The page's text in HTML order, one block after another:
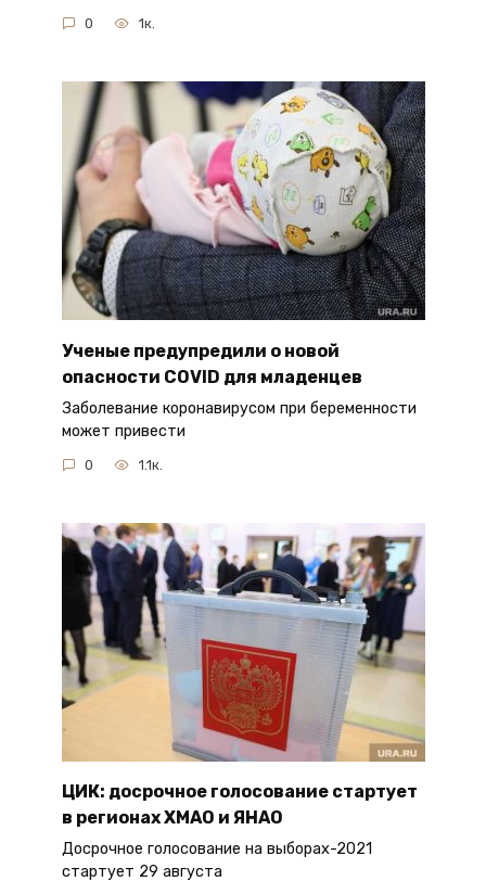
0 1к.
Ученые предупредили о новой
опасности COVID для младенцев
Заболевание коронавирусом при беременности
может привести
0 1.1к.
ЦИК: досрочное голосование стартует
в регионах ХМАО и ЯНАО
Досрочное голосование на выборах-2021
стартует 29 августа